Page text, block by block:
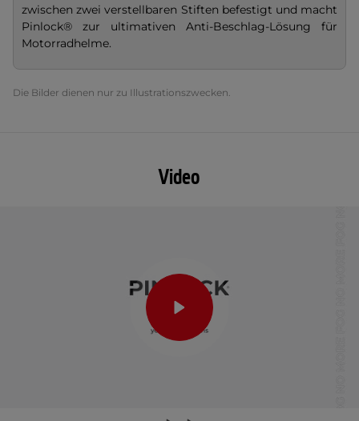
zwischen zwei verstellbaren Stiften befestigt und macht
Pinlock® zur ultimativen Anti-Beschlag-Lösung für
Motorradhelme.
Die Bilder dienen nur zu Illustrationszwecken.
Video